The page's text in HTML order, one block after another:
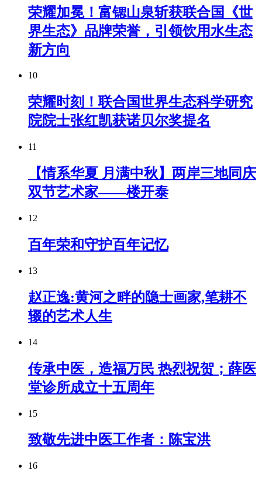
荣耀加冕！富锶山泉斩获联合国《世
界生态》品牌荣誉，引领饮用水生态
新方向
10
荣耀时刻！联合国世界生态科学研究
院院士张红凯获诺贝尔奖提名
11
【情系华夏 月满中秋】两岸三地同庆
双节艺术家——楼开泰
12
百年荣和守护百年记忆
13
赵正逸:黄河之畔的隐士画家,笔耕不
辍的艺术人生
14
传承中医，造福万民 热烈祝贺；薛医
堂诊所成立十五周年
15
致敬先进中医工作者：陈宝洪
16